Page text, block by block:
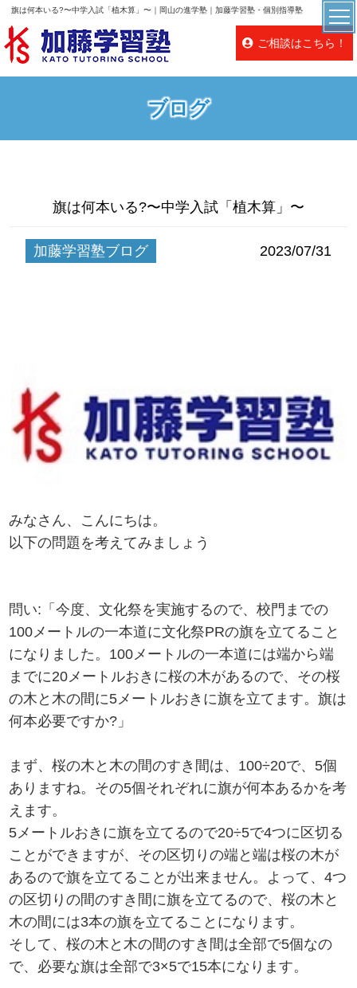
旗は何本いる?〜中学入試「植木算」〜｜岡山の進学塾｜加藤学習塾・個別指導塾
ご相談はこちら！
ブログ
旗は何本いる?〜中学入試「植木算」〜
加藤学習塾ブログ 2023/07/31
みなさん、こんにちは。
以下の問題を考えてみましょう
問い:「今度、文化祭を実施するので、校門までの
100メートルの一本道に文化祭PRの旗を立てること
になりました。100メートルの一本道には端から端
までに20メートルおきに桜の木があるので、その桜
の木と木の間に5メートルおきに旗を立てます。旗は
何本必要ですか?」
まず、桜の木と木の間のすき間は、100÷20で、5個
ありますね。その5個それぞれに旗が何本あるかを考
えます。
5メートルおきに旗を立てるので20÷5で4つに区切る
ことができますが、その区切りの端と端は桜の木が
あるので旗を立てることが出来ません。よって、4つ
の区切りの間のすき間に旗を立てるので、桜の木と
木の間には3本の旗を立てることになります。
そして、桜の木と木の間のすき間は全部で5個なの
で、必要な旗は全部で3×5で15本になります。